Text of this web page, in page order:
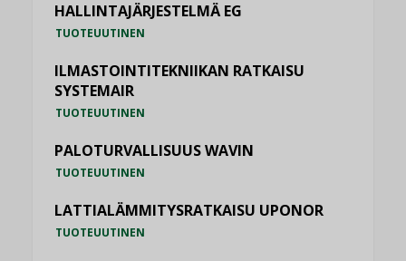
HALLINTAJÄRJESTELMÄ EG
TUOTEUUTINEN
ILMASTOINTITEKNIIKAN RATKAISU
SYSTEMAIR
TUOTEUUTINEN
PALOTURVALLISUUS WAVIN
TUOTEUUTINEN
LATTIALÄMMITYSRATKAISU UPONOR
TUOTEUUTINEN